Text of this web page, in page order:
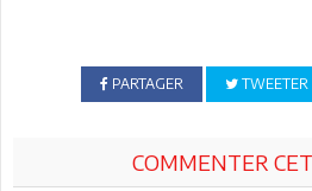
PARTAGER TWEETER
COMMENTER